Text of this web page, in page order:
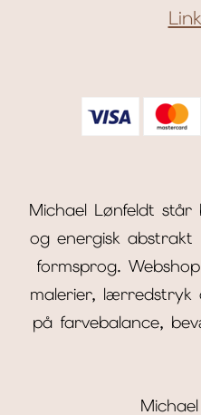
Michael Lønfeldt
og energisk abstrakt
formsprog.
malerier, lærredstryk
på farvebalance,